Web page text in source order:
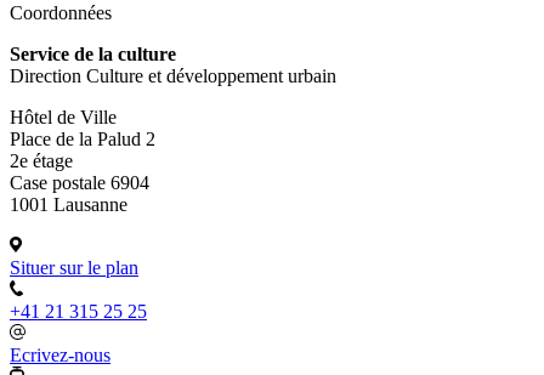
Coordonnées
Service de la culture
Direction Culture et développement urbain
Hôtel de Ville
Place de la Palud 2
2e étage
Case postale 6904
1001 Lausanne
Situer sur le plan
+41 21 315 25 25
Ecrivez-nous